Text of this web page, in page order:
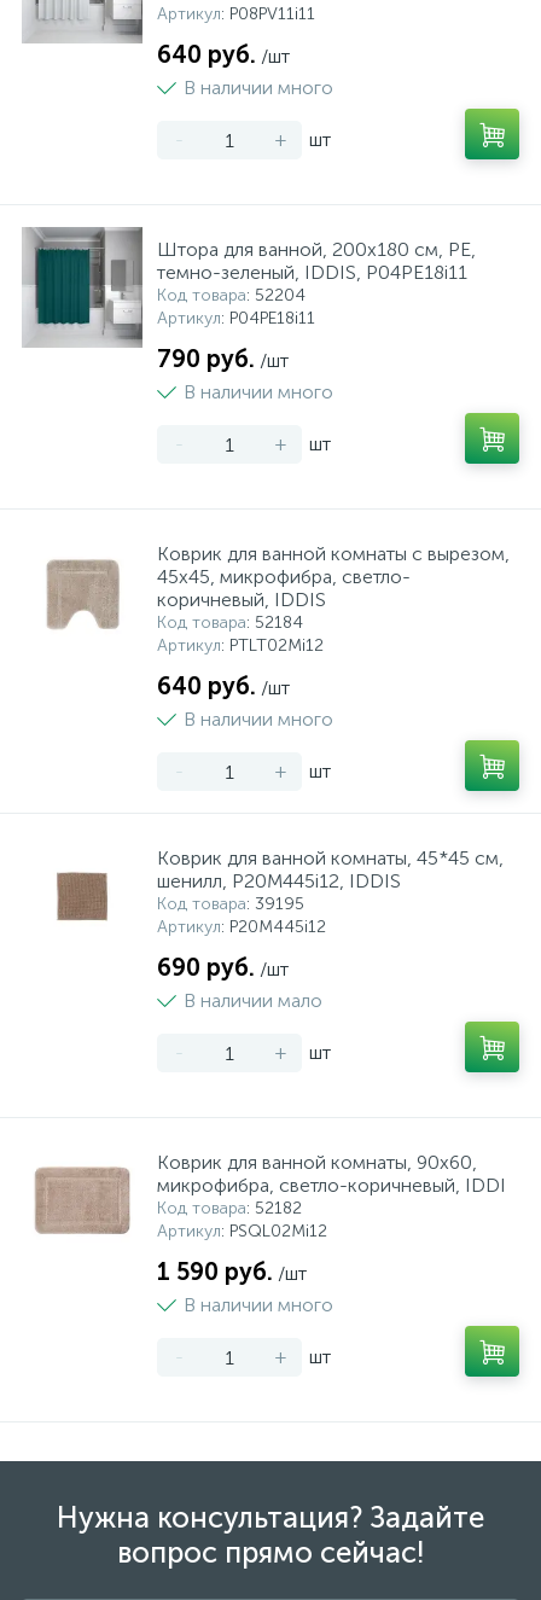
Артикул: P08PV11i11
640 руб. /шт
В наличии много
- + шт
Штора для ванной, 200x180 см, PE,
темно-зеленый, IDDIS, P04PE18i11
Код товара: 52204
Артикул: P04PE18i11
790 руб. /шт
В наличии много
- + шт
Коврик для ванной комнаты с вырезом,
45х45, микрофибра, светло-
коричневый, IDDIS
Код товара: 52184
Артикул: PTLT02Mi12
640 руб. /шт
В наличии много
- + шт
Коврик для ванной комнаты, 45*45 см,
шенилл, P20M445i12, IDDIS
Код товара: 39195
Артикул: P20M445i12
690 руб. /шт
В наличии мало
- + шт
Коврик для ванной комнаты, 90х60,
микрофибра, светло-коричневый, IDDI
Код товара: 52182
Артикул: PSQL02Mi12
1 590 руб. /шт
В наличии много
- + шт
Нужна консультация? Задайте
вопрос прямо сейчас!